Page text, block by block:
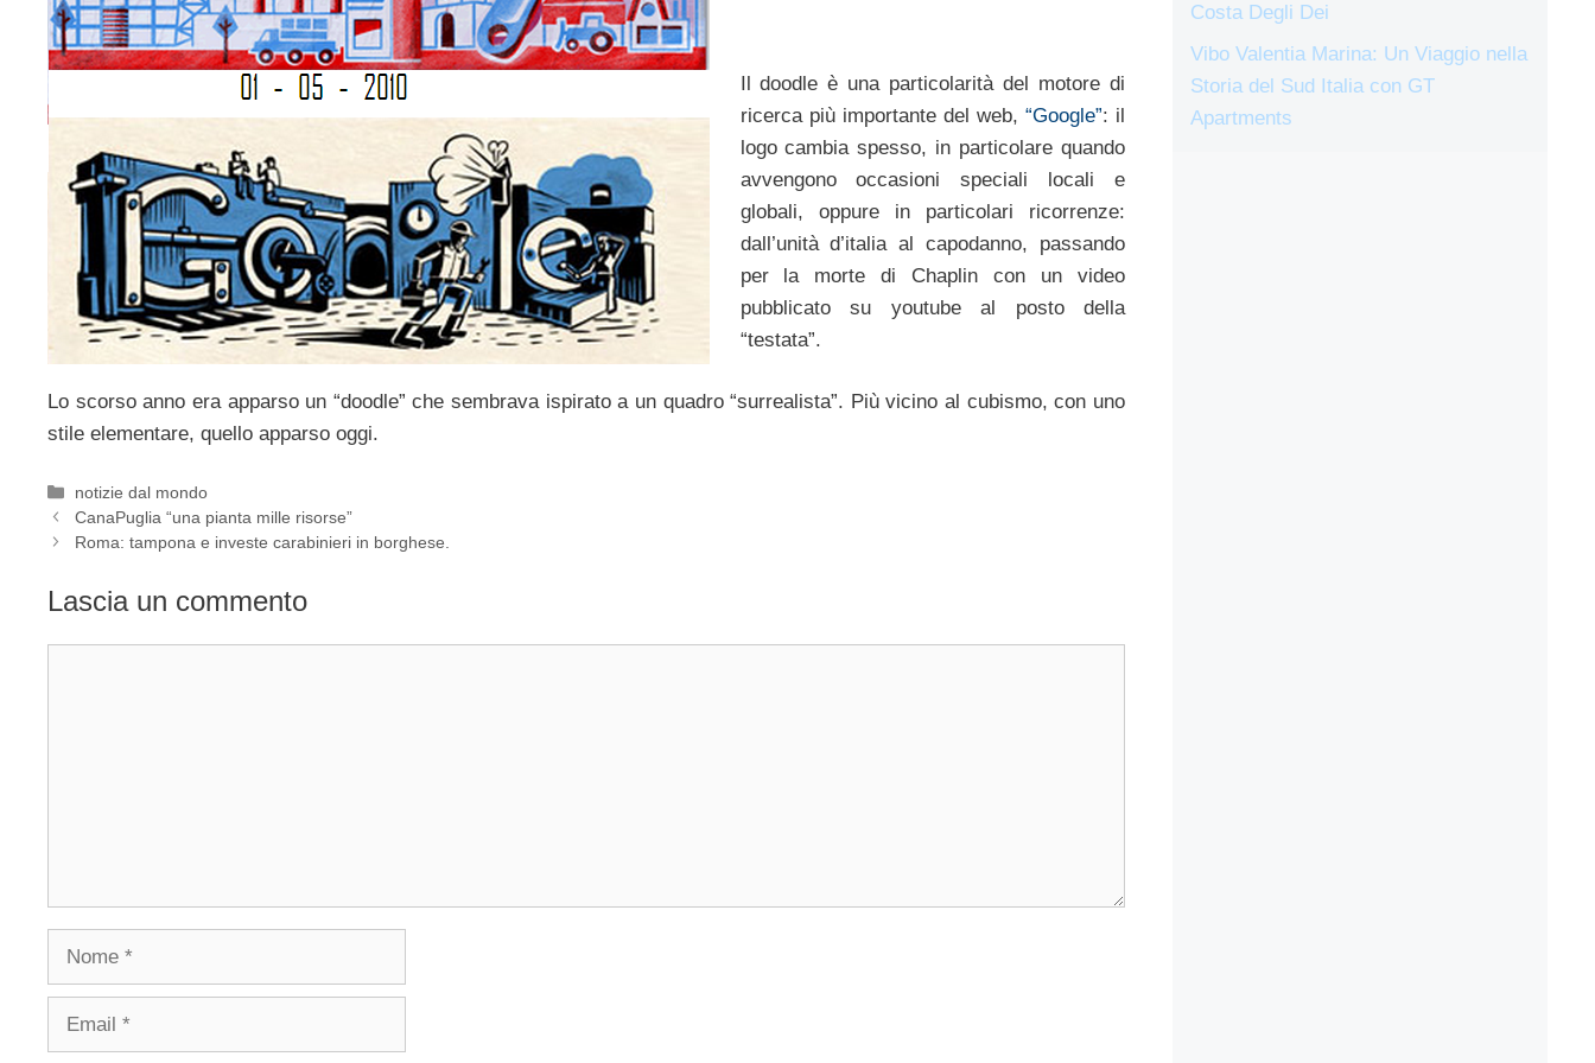
Il doodle è una particolarità del motore di
ricerca più importante del web, “Google”: il
logo cambia spesso, in particolare quando
avvengono occasioni speciali locali e
globali, oppure in particolari ricorrenze:
dall’unità d’italia al capodanno, passando
per la morte di Chaplin con un video
pubblicato su youtube al posto della
“testata”.
Lo scorso anno era apparso un “doodle” che sembrava ispirato a un quadro “surrealista”. Più vicino al cubismo, con uno
stile elementare, quello apparso oggi.
Categorie
notizie dal mondo
CanaPuglia “una pianta mille risorse”
Roma: tampona e investe carabinieri in borghese.
Lascia un commento
Nome
Email
Costa Degli Dei
Vibo Valentia Marina: Un Viaggio nella
Storia del Sud Italia con GT
Apartments